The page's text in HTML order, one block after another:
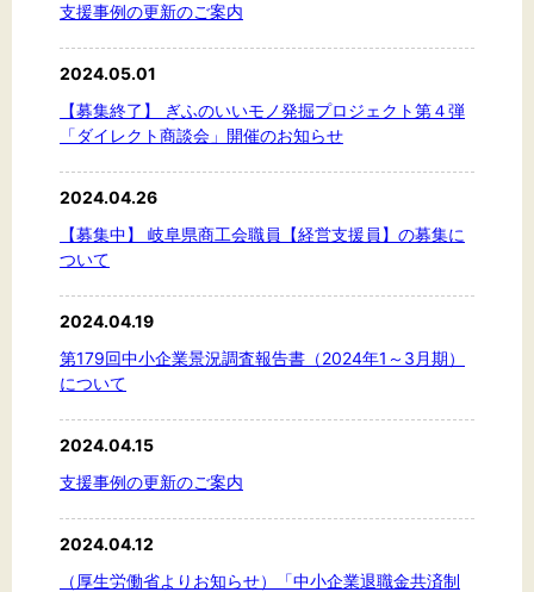
標準 拡大
背景色
黒 白 黄
支援事例の更新のご案内
2024.05.01
【募集終了】 ぎふのいいモノ発掘プロジェクト第４弾
「ダイレクト商談会」開催のお知らせ
2024.04.26
【募集中】 岐阜県商工会職員【経営支援員】の募集に
ついて
2024.04.19
第179回中小企業景況調査報告書（2024年1～3月期）
について
2024.04.15
支援事例の更新のご案内
2024.04.12
（厚生労働省よりお知らせ）「中小企業退職金共済制